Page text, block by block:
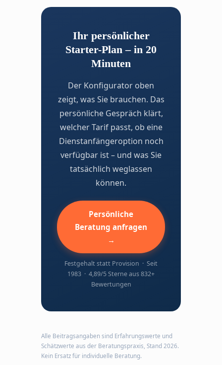
ein guter Anfang.
Ihr persönlicher
Starter-Plan – in 20
Minuten
Der Konfigurator oben
zeigt, was Sie brauchen. Das
persönliche Gespräch klärt,
welcher Tarif passt, ob eine
Dienstanfängeroption noch
verfügbar ist – und was Sie
tatsächlich weglassen
können.
Persönliche
Beratung anfragen
→
Festgehalt statt Provision · Seit
1983 · 4,89/5 Sterne aus 832+
Bewertungen
Alle Beitragsangaben sind Erfahrungswerte und
Schätzwerte aus der Beratungspraxis, Stand 2026.
Kein Ersatz für individuelle Beratung.